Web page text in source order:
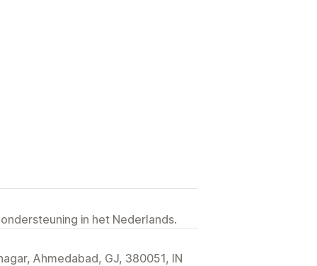
in het Nederlands.
Ahmedabad, GJ, 380051, IN